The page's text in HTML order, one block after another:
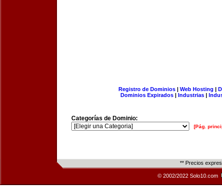
Registro de Dominios| Web Hosting |
Dominios Expirados | Industrias |
Categorías de Dominio:
[Pág.
** Precios
© 2002/2022 Solo10.com